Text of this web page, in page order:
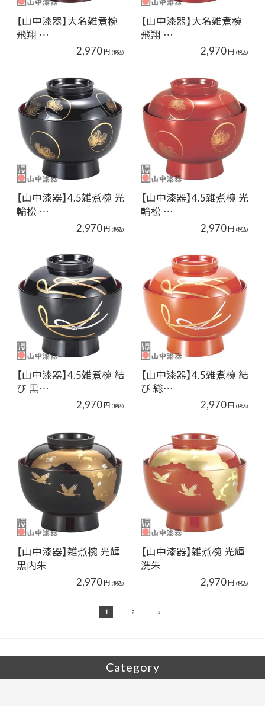
【山中漆器】大名雑煮椀
飛翔 …
2,970円 (税込)
【山中漆器】大名雑煮椀
飛翔 …
2,970円 (税込)
【山中漆器】4.5雑煮椀 光
輪松 …
2,970円 (税込)
【山中漆器】4.5雑煮椀 光
輪松 …
2,970円 (税込)
【山中漆器】4.5雑煮椀 結
び 黒…
2,970円 (税込)
【山中漆器】4.5雑煮椀 結
び 総…
2,970円 (税込)
【山中漆器】雑煮椀 光輝
黒内朱
2,970円 (税込)
【山中漆器】雑煮椀 光輝
洗朱
2,970円 (税込)
1 2 »
Category